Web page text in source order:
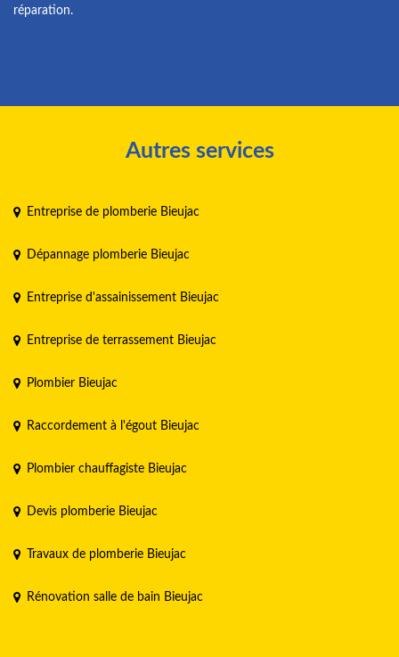
réparation.
Autres services
Entreprise de plomberie Bieujac
Dépannage plomberie Bieujac
Entreprise d'assainissement Bieujac
Entreprise de terrassement Bieujac
Plombier Bieujac
Raccordement à l'égout Bieujac
Plombier chauffagiste Bieujac
Devis plomberie Bieujac
Travaux de plomberie Bieujac
Rénovation salle de bain Bieujac